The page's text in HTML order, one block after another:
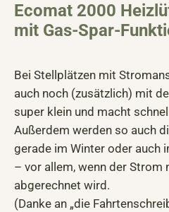
Ecomat 2000
mit Gas-Spar-
Bei Stellplätzen mit
auch noch (zusätzlich) mit
super klein und macht
Außerdem werden so auch
gerade im Winter oder auch
– vor allem, wenn der Strom
abgerechnet wird.
(Danke an „die